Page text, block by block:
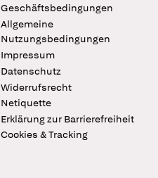
Geschäftsbedingungen
Allgemeine
Nutzungsbedingungen
Impressum
Datenschutz
Widerrufsrecht
Netiquette
Erklärung zur Barrierefreiheit
Cookies & Tracking